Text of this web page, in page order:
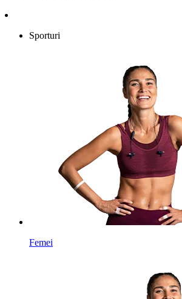
Sporturi
Femei